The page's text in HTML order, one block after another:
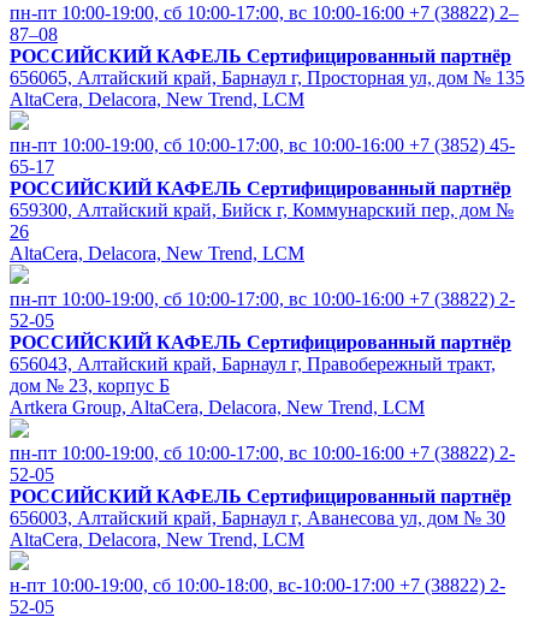
пн-пт 10:00-19:00, cб 10:00-17:00, вс 10:00-16:00 +7 (38822) 2‒
87‒08
РОССИЙСКИЙ КАФЕЛЬ Сертифицированный партнёр
656065, Алтайский край, Барнаул г, Просторная ул, дом № 135
AltaCera, Delacora, New Trend, LCM
пн-пт 10:00-19:00, cб 10:00-17:00, вс 10:00-16:00 +7 (3852) 45-
65-17
РОССИЙСКИЙ КАФЕЛЬ Сертифицированный партнёр
659300, Алтайский край, Бийск г, Коммунарский пер, дом №
26
AltaCera, Delacora, New Trend, LCM
пн-пт 10:00-19:00, cб 10:00-17:00, вс 10:00-16:00 +7 (38822) 2-
52-05
РОССИЙСКИЙ КАФЕЛЬ Сертифицированный партнёр
656043, Алтайский край, Барнаул г, Правобережный тракт,
дом № 23, корпус Б
Artkera Group, AltaCera, Delacora, New Trend, LCM
пн-пт 10:00-19:00, cб 10:00-17:00, вс 10:00-16:00 +7 (38822) 2-
52-05
РОССИЙСКИЙ КАФЕЛЬ Сертифицированный партнёр
656003, Алтайский край, Барнаул г, Аванесова ул, дом № 30
AltaCera, Delacora, New Trend, LCM
н-пт 10:00-19:00, сб 10:00-18:00, вс-10:00-17:00 +7 (38822) 2-
52-05